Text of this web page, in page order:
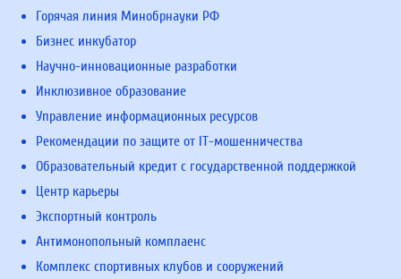
Горячая линия Минобрнауки РФ
Бизнес инкубатор
Научно-инновационные разработки
Инклюзивное образование
Управление информационных ресурсов
Рекомендации по защите от IT-мошенничества
Образовательный кредит с государственной поддержкой
Центр карьеры
Экспортный контроль
Антимонопольный комплаенс
Комплекс спортивных клубов и сооружений